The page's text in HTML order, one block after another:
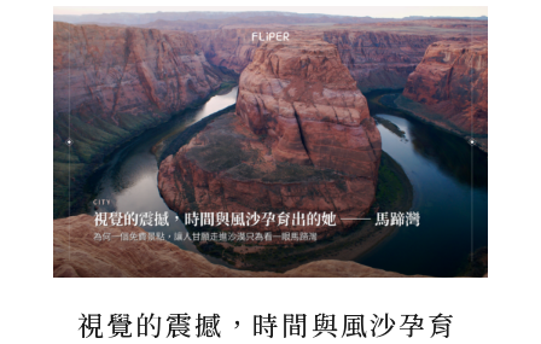
視覺的震撼，時間與風沙孕育